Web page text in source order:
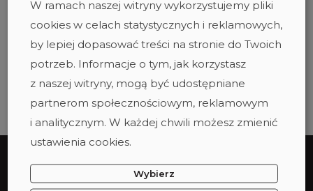
CASE STUDY SAFETICA
W ramach naszej witryny wykorzystujemy pliki
cookies w celach statystycznych i reklamowych,
by lepiej dopasować treści na stronie do Twoich
potrzeb. Informacje o tym, jak korzystasz
z naszej witryny, mogą być udostępniane
partnerom społecznościowym, reklamowym
i analitycznym. W każdej chwili możesz zmienić
ustawienia cookies.
Wybierz